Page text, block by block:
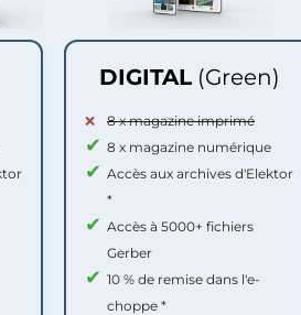
DIGITAL (Green)
8 x magazine imprimé
8 x magazine numérique
Accès aux archives d'Elektor
*
Accès à 5000+ fichiers
Gerber
10 % de remise dans l'e-
choppe *